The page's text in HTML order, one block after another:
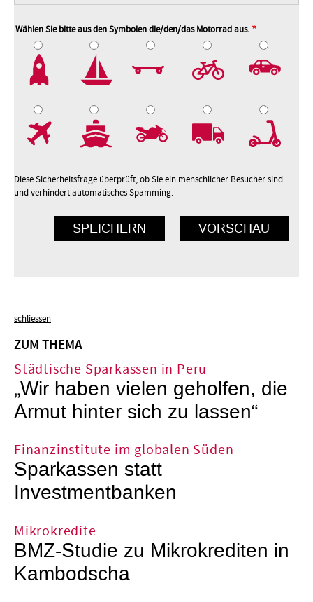
Wählen Sie bitte aus den Symbolen die/den/das Motorrad aus.
Diese Sicherheitsfrage überprüft, ob Sie ein menschlicher Besucher sind
und verhindert automatisches Spamming.
schliessen
ZUM THEMA
Städtische Sparkassen in Peru
„Wir haben vielen geholfen, die
Armut hinter sich zu lassen“
Finanzinstitute im globalen Süden
Sparkassen statt
Investmentbanken
Mikrokredite
BMZ-Studie zu Mikrokrediten in
Kambodscha